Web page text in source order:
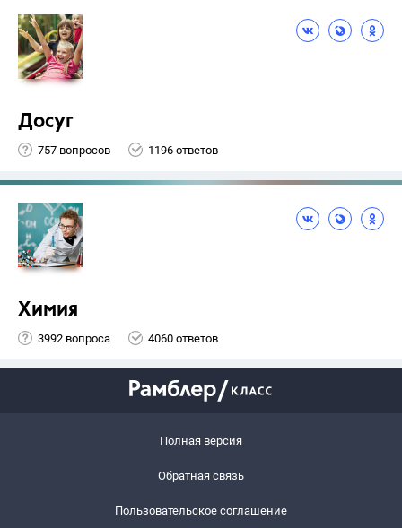
Досуг
757 вопросов 1196 ответов
Химия
3992 вопроса 4060 ответов
Полная версия
Обратная связь
Пользовательское соглашение